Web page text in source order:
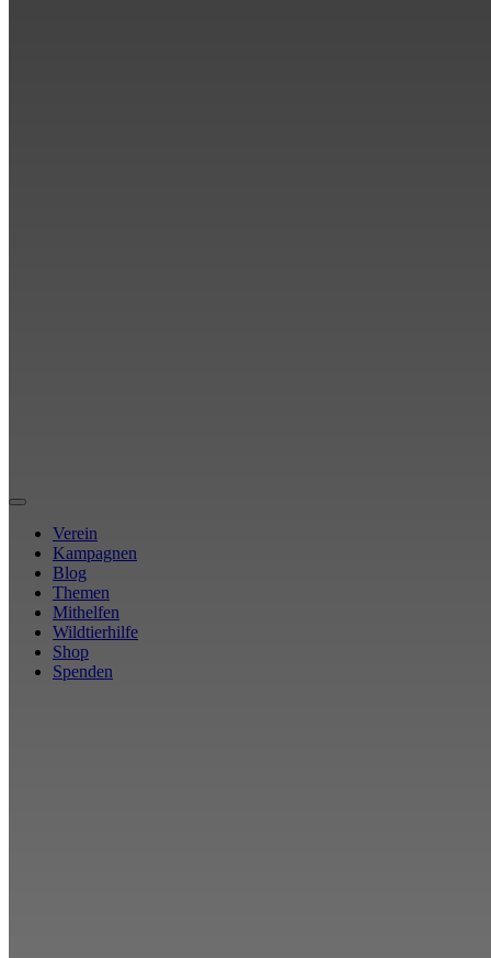
Verein
Kampagnen
Blog
Themen
Mithelfen
Wildtierhilfe
Shop
Spenden